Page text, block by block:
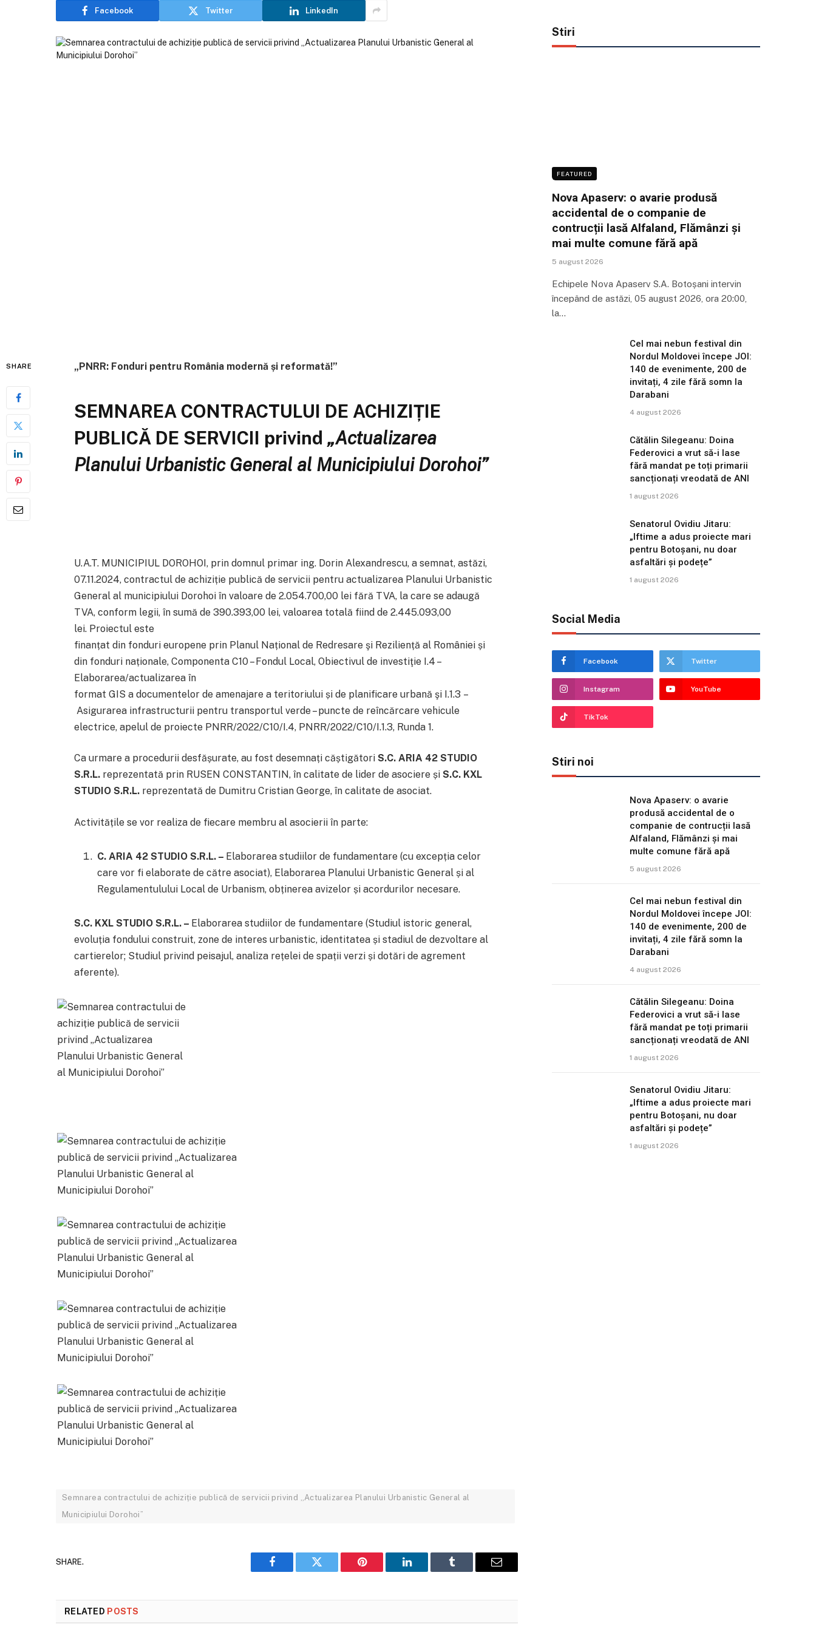
Facebook Twitter LinkedIn
SHARE „PNRR: Fonduri pentru România modernă și reformată!”
SEMNAREA CONTRACTULUI DE ACHIZIȚIE
PUBLICĂ DE SERVICII privind „Actualizarea
Planului Urbanistic General al Municipiului Dorohoi”
U.A.T. MUNICIPIUL DOROHOI, prin domnul primar ing. Dorin Alexandrescu, a semnat, astăzi,
07.11.2024, contractul de achiziție publică de servicii pentru actualizarea Planului Urbanistic
General al municipiului Dorohoi în valoare de 2.054.700,00 lei fără TVA, la care se adaugă
TVA, conform legii, în sumă de 390.393,00 lei, valoarea totală fiind de 2.445.093,00
lei. Proiectul este
finanțat din fonduri europene prin Planul Național de Redresare şi Reziliență al României și
din fonduri naționale, Componenta C10 – Fondul Local, Obiectivul de investiţie I.4 –
Elaborarea/actualizarea în
format GIS a documentelor de amenajare a teritoriului și de planificare urbană şi I.1.3 –
Asigurarea infrastructurii pentru transportul verde – puncte de reîncărcare vehicule
electrice, apelul de proiecte PNRR/2022/C10/I.4, PNRR/2022/C10/I.1.3, Runda 1.
Ca urmare a procedurii desfășurate, au fost desemnați căștigători S.C. ARIA 42 STUDIO
S.R.L.reprezentată prin RUSEN CONSTANTIN, în calitate de lider de asociere și S.C. KXL
STUDIO S.R.L.reprezentată de Dumitru Cristian George, în calitate de asociat.
Activitățile se vor realiza de fiecare membru al asocierii în parte:
C. ARIA 42 STUDIO S.R.L. – Elaborarea studiilor de fundamentare (cu excepția celor
care vor fi elaborate de către asociat), Elaborarea Planului Urbanistic General și al
Regulamentulului Local de Urbanism, obținerea avizelor și acordurilor necesare.
S.C. KXL STUDIO S.R.L. – Elaborarea studiilor de fundamentare (Studiul istoric general,
evoluția fondului construit, zone de interes urbanistic, identitatea și stadiul de dezvoltare al
cartierelor; Studiul privind peisajul, analiza rețelei de spații verzi și dotări de agrement
aferente).
Semnarea contractului de achiziție publică de servicii privind „Actualizarea Planului Urbanistic General al
Municipiului Dorohoi”
SHARE.
Facebook Twitter Pinterest LinkedIn Tumblr Email
RELATED POSTS
Stiri
FEATURED
Nova Apaserv: o avarie produsă
accidental de o companie de
contrucții lasă Alfaland, Flămânzi și
mai multe comune fără apă
5 august 2026
Echipele Nova Apaserv S.A. Botoșani intervin
începând de astăzi, 05 august 2026, ora 20:00,
la…
Cel mai nebun festival din
Nordul Moldovei începe JOI:
140 de evenimente, 200 de
invitați, 4 zile fără somn la
Darabani
4 august 2026
Cătălin Silegeanu: Doina
Federovici a vrut să-i lase
fără mandat pe toți primarii
sancționați vreodată de ANI
1 august 2026
Senatorul Ovidiu Jitaru:
„Iftime a adus proiecte mari
pentru Botoșani, nu doar
asfaltări și podețe”
1 august 2026
Social Media
Facebook Twitter
Instagram YouTube
TikTok
Stiri noi
Nova Apaserv: o avarie
produsă accidental de o
companie de contrucții lasă
Alfaland, Flămânzi și mai
multe comune fără apă
5 august 2026
Cel mai nebun festival din
Nordul Moldovei începe JOI:
140 de evenimente, 200 de
invitați, 4 zile fără somn la
Darabani
4 august 2026
Cătălin Silegeanu: Doina
Federovici a vrut să-i lase
fără mandat pe toți primarii
sancționați vreodată de ANI
1 august 2026
Senatorul Ovidiu Jitaru:
„Iftime a adus proiecte mari
pentru Botoșani, nu doar
asfaltări și podețe”
1 august 2026